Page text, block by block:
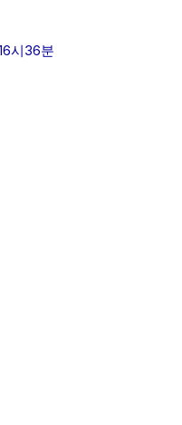
시36분